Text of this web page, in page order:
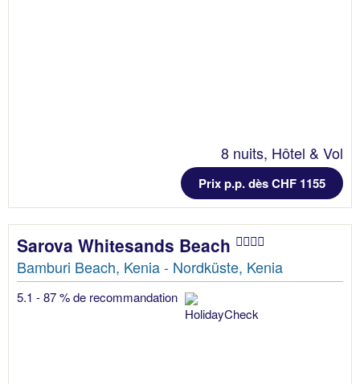
8 nuits, Hôtel & Vol
Prix p.p. dès CHF 1155
Sarova Whitesands Beach
Bamburi Beach, Kenia - Nordküste, Kenia
5.1 - 87 % de recommandation